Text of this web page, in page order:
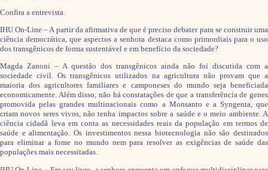
Confira a entrevista.
IHU On-Line – A partir da afirmativa de que é preciso debater para se construir uma
ciência democrática, que aspectos a senhora destaca como primordiais para o uso
dos transgênicos de forma sustentável e em benefício da sociedade?
Magda Zanoni – A questão dos transgênicos ainda não foi discutida com a
sociedade civil. Os transgênicos utilizados na agricultura não provam que a
maioria dos agricultores familiares e camponeses do mundo seja beneficiada
economicamente. Além disso, não há constatações de que a transferência de genes
promovida pelas grandes multinacionais como a Monsanto e a Syngenta, que
criam novos seres vivos, não tenha impactos sobre a saúde e o meio ambiente. A
ciência cidadã leva em conta as necessidades reais da população em termos de
saúde e alimentação. Os investimentos nessa biotecnologia não são destinados
para eliminar a fome no mundo nem para resolver as exigências de saúde das
populações mais necessitadas.